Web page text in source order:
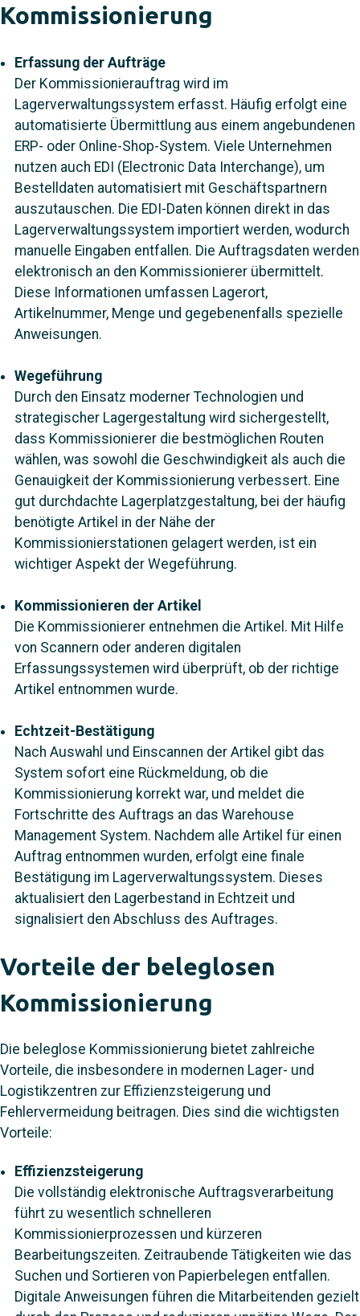
Kommissionierung
Erfassung der Aufträge
Der Kommissionierauftrag wird im
Lagerverwaltungssystem erfasst. Häufig erfolgt eine
automatisierte Übermittlung aus einem angebundenen
ERP- oder Online-Shop-System. Viele Unternehmen
nutzen auch EDI (Electronic Data Interchange), um
Bestelldaten automatisiert mit Geschäftspartnern
auszutauschen. Die EDI-Daten können direkt in das
Lagerverwaltungssystem importiert werden, wodurch
manuelle Eingaben entfallen. Die Auftragsdaten werden
elektronisch an den Kommissionierer übermittelt.
Diese Informationen umfassen Lagerort,
Artikelnummer, Menge und gegebenenfalls spezielle
Anweisungen.
Wegeführung
Durch den Einsatz moderner Technologien und
strategischer Lagergestaltung wird sichergestellt,
dass Kommissionierer die bestmöglichen Routen
wählen, was sowohl die Geschwindigkeit als auch die
Genauigkeit der Kommissionierung verbessert. Eine
gut durchdachte Lagerplatzgestaltung, bei der häufig
benötigte Artikel in der Nähe der
Kommissionierstationen gelagert werden, ist ein
wichtiger Aspekt der Wegeführung.
Kommissionieren der Artikel
Die Kommissionierer entnehmen die Artikel. Mit Hilfe
von Scannern oder anderen digitalen
Erfassungssystemen wird überprüft, ob der richtige
Artikel entnommen wurde.
Echtzeit-Bestätigung
Nach Auswahl und Einscannen der Artikel gibt das
System sofort eine Rückmeldung, ob die
Kommissionierung korrekt war, und meldet die
Fortschritte des Auftrags an das Warehouse
Management System. Nachdem alle Artikel für einen
Auftrag entnommen wurden, erfolgt eine finale
Bestätigung im Lagerverwaltungssystem. Dieses
aktualisiert den Lagerbestand in Echtzeit und
signalisiert den Abschluss des Auftrages.
Vorteile der beleglosen
Kommissionierung
Die beleglose Kommissionierung bietet zahlreiche
Vorteile, die insbesondere in modernen Lager- und
Logistikzentren zur Effizienzsteigerung und
Fehlervermeidung beitragen. Dies sind die wichtigsten
Vorteile:
Effizienzsteigerung
Die vollständig elektronische Auftragsverarbeitung
führt zu wesentlich schnelleren
Kommissionierprozessen und kürzeren
Bearbeitungszeiten. Zeitraubende Tätigkeiten wie das
Suchen und Sortieren von Papierbelegen entfallen.
Digitale Anweisungen führen die Mitarbeitenden gezielt